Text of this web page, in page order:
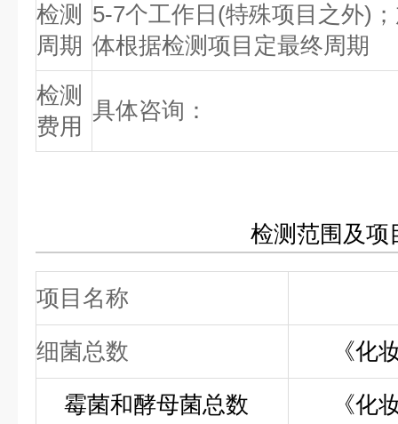
检测
周期
5-7个工作日(特殊项目之外)
体根据检测项目定最终周期
检测
费用
具体咨询：
检测范围及项
项目名称
细菌总数
《化
霉菌和酵母菌总数
《化